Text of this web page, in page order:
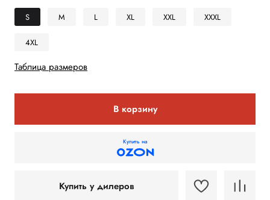
S M L XL XXL XXXL
4XL
Таблица размеров
В корзину
Купить на
Купить у дилеров